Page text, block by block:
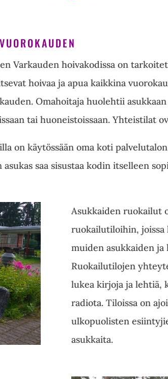
Varkauden hoivakodissa on
hoivaa ja apua kaikkina
Omahoitaja huolehtii
tai huoneistoissaan. Yhteistilat
on käytössään oma koti
saa sisustaa kodin itselleen
Asukkaiden ruokailut
ruokailutiloihin, joissa
muiden asukkaiden ja
Ruokailutilojen
lukea kirjoja ja lehtiä,
radiota. Tiloissa on
ulkopuolisten
asukkaita.